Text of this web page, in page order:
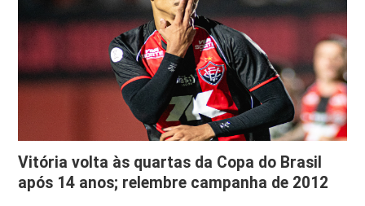
Vitória volta às quartas da Copa do Brasil
após 14 anos; relembre campanha de 2012